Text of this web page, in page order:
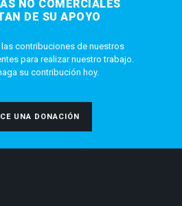
NO COMERCIALES
DE SU APOYO
contribuciones de nuestros
para realizar nuestro trabajo.
su contribución hoy.
UNA DONACIÓN